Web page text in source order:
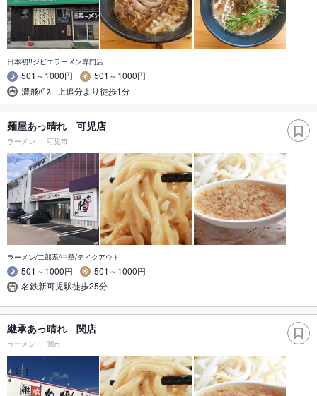
日本初!!ジビエラーメン専門店
501～1000円
501～1000円
濃飛ﾊﾞｽ 上追分より徒歩1分
麺屋あっ晴れ 可児店
ラーメン 可児市
ラーメン/二郎系/中華/テイクアウト
501～1000円
501～1000円
名鉄新可児駅徒歩25分
継承あっ晴れ 関店
ラーメン 関市